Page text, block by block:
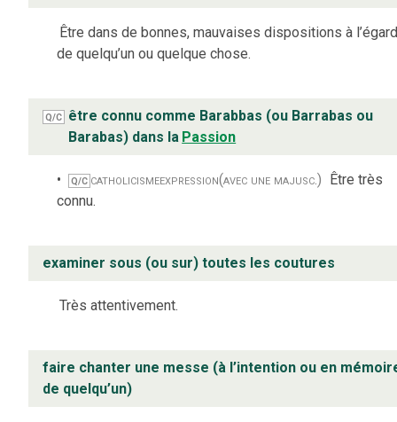
Être dans de bonnes, mauvaises dispositions à
de quelqu’un ou quelque chose.
Q/C
être connu comme Barabbas (ou Barrabas ou
Barabas) dans la Passion
Q/C catholicismeexpression(avec une majusc.) Être très
connu.
examiner sous (ou sur) toutes les coutures
Très attentivement.
faire chanter une messe (à l’intention ou en
de quelqu’un)